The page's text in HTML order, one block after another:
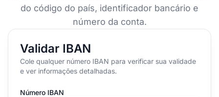
do código do país, identificador bancário e
número da conta.
Validar IBAN
Cole qualquer número IBAN para verificar sua validade
e ver informações detalhadas.
Número IBAN